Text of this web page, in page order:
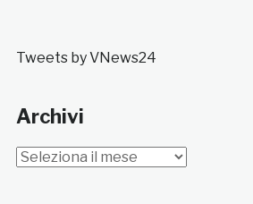
Tweets by VNews24
Archivi
Archivi